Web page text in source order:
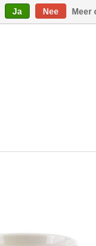
Ja Nee Meer